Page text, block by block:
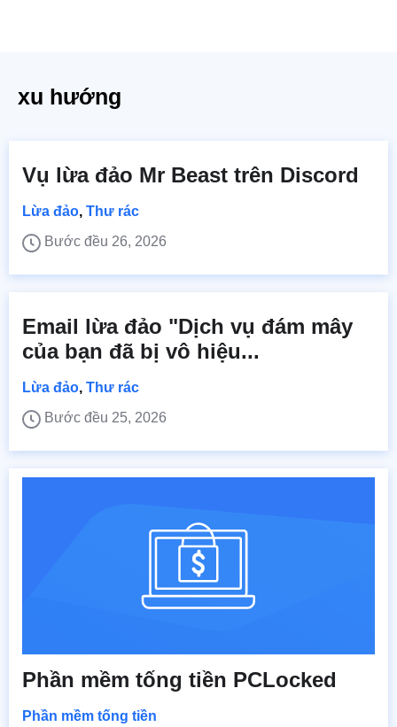
xu hướng
Vụ lừa đảo Mr Beast trên Discord
Lừa đảo, Thư rác
Bước đều 26, 2026
Email lừa đảo "Dịch vụ đám mây
của bạn đã bị vô hiệu...
Lừa đảo, Thư rác
Bước đều 25, 2026
Phần mềm tống tiền PCLocked
Phần mềm tống tiền